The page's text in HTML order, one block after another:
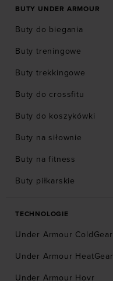
BUTY UNDER ARMOUR
Buty do biegania
Buty treningowe
Buty trekkingowe
Buty do crossfitu
Buty do koszykówki
Buty na siłownie
Buty na fitness
Buty piłkarskie
TECHNOLOGIE
Under Armour ColdGear
Under Armour HeatGear
Under Armour Hovr